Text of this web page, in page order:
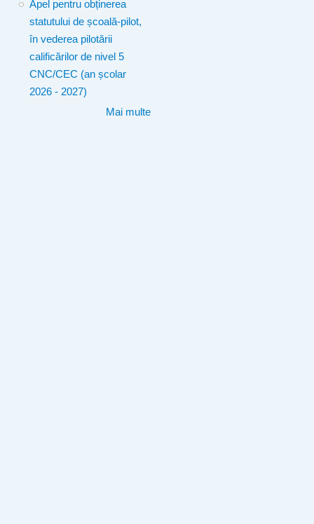
Apel pentru obținerea
statutului de școală-pilot,
în vederea pilotării
calificărilor de nivel 5
CNC/CEC (an școlar
2026 - 2027)
Mai multe